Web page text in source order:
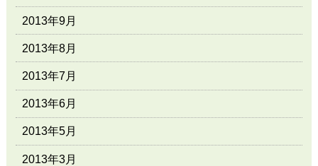
2013年9月
2013年8月
2013年7月
2013年6月
2013年5月
2013年3月